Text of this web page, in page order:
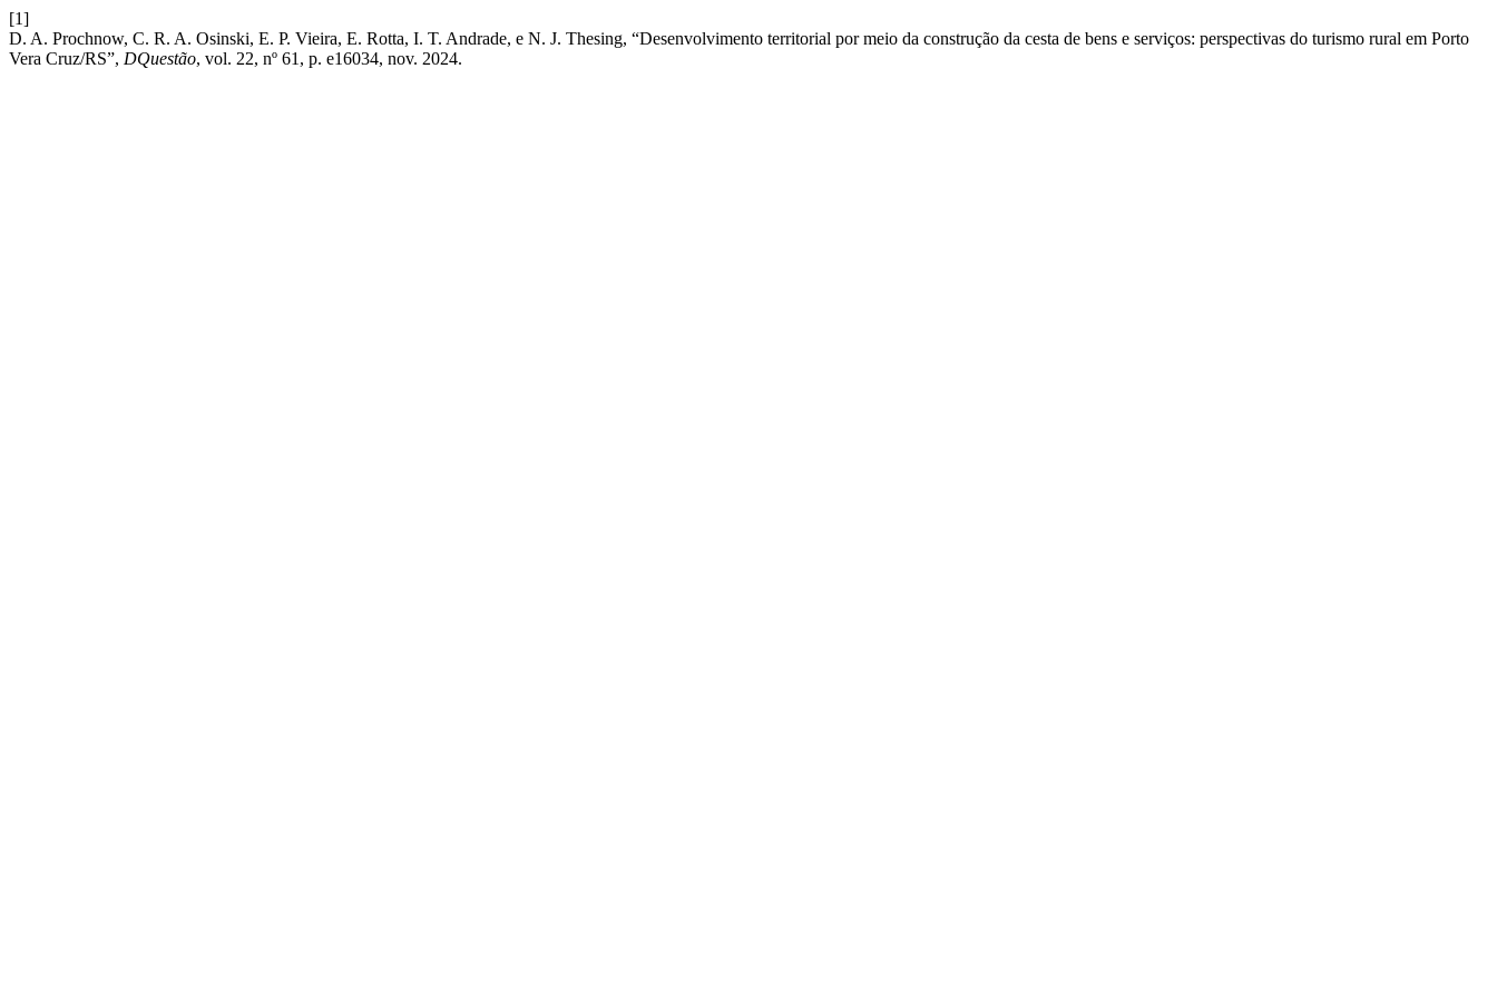
[1]
D. A. Prochnow, C. R. A. Osinski, E. P. Vieira, E. Rotta, I. T. Andrade, e N. J. Thesing, “Desenvolvimento territorial por meio da construção da cesta de bens e serviços: perspectivas do turismo rural em Porto
Vera Cruz/RS”, DQuestão, vol. 22, nº 61, p. e16034, nov. 2024.